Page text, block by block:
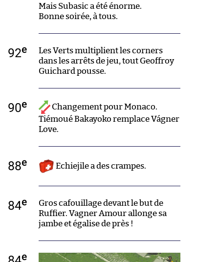
Mais Subasic a été énorme.
Bonne soirée, à tous.
92e
Les Verts multiplient les corners
dans les arrêts de jeu, tout Geoffroy
Guichard pousse.
90e
Changement pour Monaco.
Tiémoué Bakayoko remplace Vágner
Love.
88e Echiejile a des crampes.
84e
Gros cafouillage devant le but de
Ruffier. Vagner Amour allonge sa
jambe et égalise de près !
e